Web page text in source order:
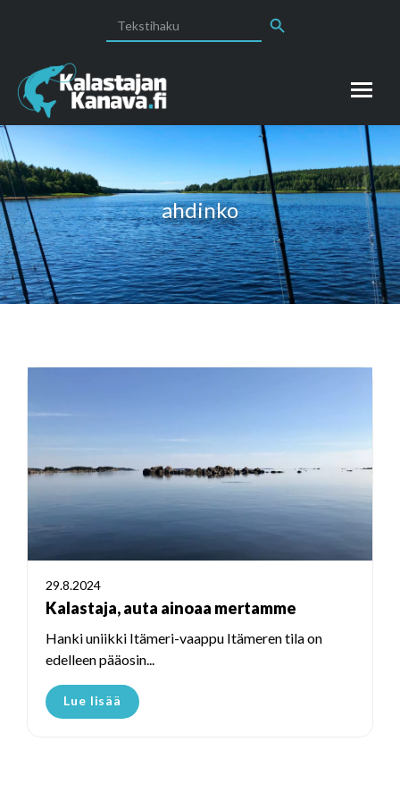
for:
ahdinko
29.8.2024
Kalastaja, auta ainoaa mertamme
Hanki uniikki Itämeri-vaappu Itämeren tila on
edelleen pääosin...
Lue lisää